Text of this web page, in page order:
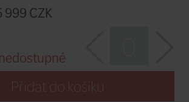
GL106828
#23
5 999 CZK